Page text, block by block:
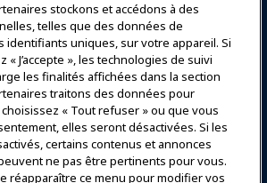
Rejoindre maintenant
Carrières
Contact
Événements
Funworld
stockons et accédons à des
telles que des données de
identifiants uniques, sur votre appareil. Si
J’accepte », les technologies de suivi
les finalités affichées dans la section
traitons des données pour
« Tout refuser » ou que vous
elles seront désactivées. Si les
certains contenus et annonces
ne pas être pertinents pour vous.
réapparaître ce menu pour modifier vos